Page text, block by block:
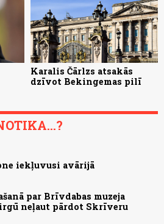
Karalis Čārlzs atsakās
dzīvot Bekingemas pilī
iekļuvusi avārijā
par Brīvdabas muzeja
neļaut pārdot Skrīveru